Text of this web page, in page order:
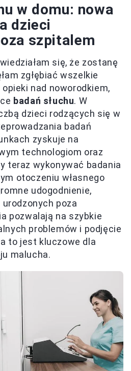
w domu: nowa
dzieci
szpitalem
się, że zostanę
zgłębiać wszelkie
nad noworodkiem,
badań słuchu. W
dzieci rodzących się w
badań
zyskuje na
technologiom oraz
teraz wykonywać badania
otoczeniu własnego
udogodnienie,
poza
pozwalają na szybkie
problemów i podjęcie
to jest kluczowe dla
malucha.